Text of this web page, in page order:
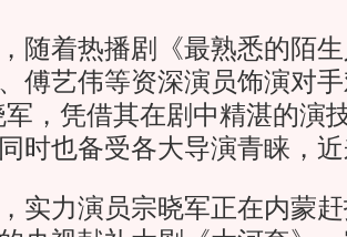
着热播剧《最熟悉的陌生
傅艺伟等资深演员饰演对
军，凭借其在剧中精湛的演
时也备受各大导演青睐，
力演员宗晓军正在内蒙赶